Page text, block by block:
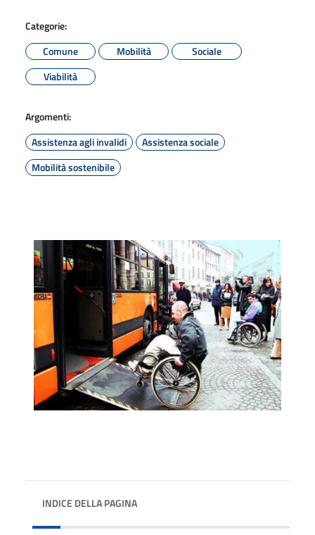
Categorie:
Comune
Mobilità
Sociale
Viabilità
Argomenti:
Assistenza agli invalidi
Assistenza sociale
Mobilità sostenibile
INDICE DELLA PAGINA